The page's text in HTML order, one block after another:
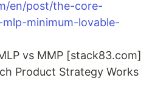
en/post/the-core-
minimum-lovable-
vs MMP [stack83.com]
Product Strategy Works